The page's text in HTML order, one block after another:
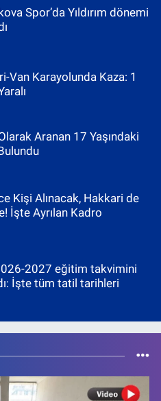
Spor’da Yıldırım dönemi
Van Karayolunda Kaza: 1
Aranan 17 Yaşındaki
Kişi Alınacak, Hakkari de
İşte Ayrılan Kadro
2027 eğitim takvimini
İşte tüm tatil tarihleri